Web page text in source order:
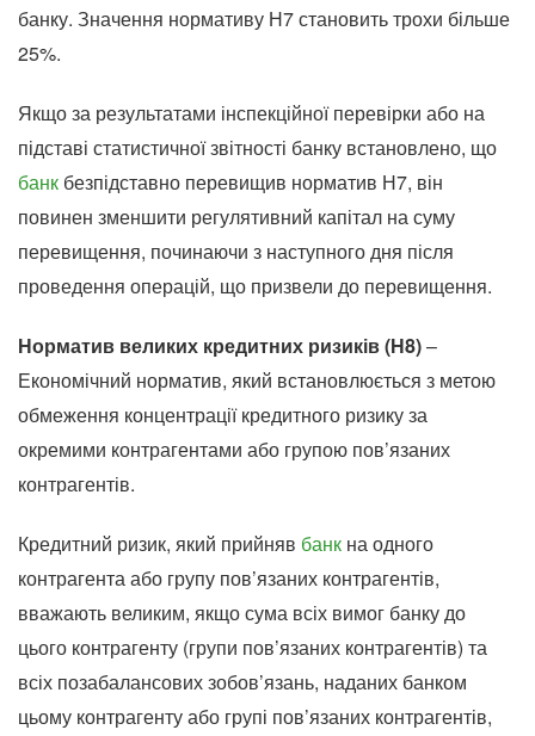
банку. Значення нормативу Н7 становить трохи більше
25%.
Якщо за результатами інспекційної перевірки або на
підставі статистичної звітності банку встановлено, що
банк безпідставно перевищив норматив Н7, він
повинен зменшити регулятивний капітал на суму
перевищення, починаючи з наступного дня після
проведення операцій, що призвели до перевищення.
Норматив великих кредитних ризиків (Н8)–
Економічний норматив, який встановлюється з метою
обмеження концентрації кредитного ризику за
окремими контрагентами або групою пов’язаних
контрагентів.
Кредитний ризик, який прийняв банк на одного
контрагента або групу пов’язаних контрагентів,
вважають великим, якщо сума всіх вимог банку до
цього контрагенту (групи пов’язаних контрагентів) та
всіх позабалансових зобов’язань, наданих банком
цьому контрагенту або групі пов’язаних контрагентів,